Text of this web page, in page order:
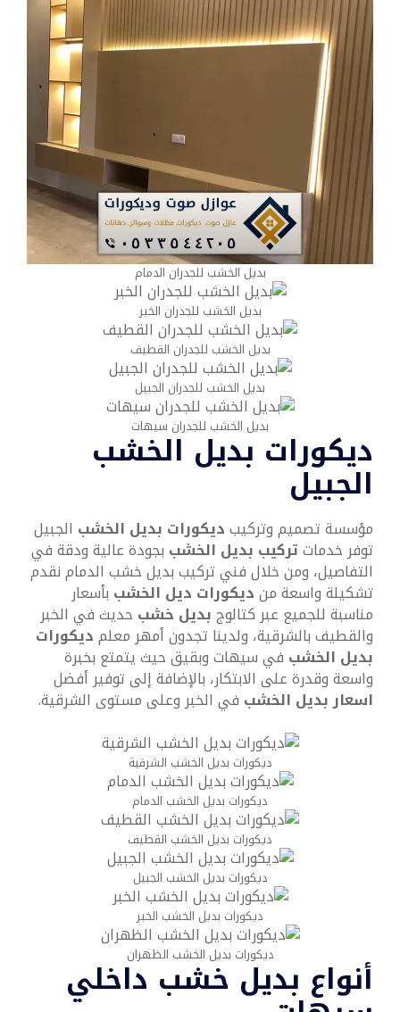
بديل الخشب للجدران الدمام
بديل الخشب للجدران الخبر
بديل الخشب للجدران القطيف
بديل الخشب للجدران الجبيل
بديل الخشب للجدران سيهات
ديكورات بديل الخشب
الجبيل
مؤسسة تصميم وتركيبديكورات بديل الخشب الجبيل
توفر خدماتتركيب بديل الخشب بجودة عالية ودقة في
التفاصيل، ومن خلال فني تركيب بديل خشب الدمام نقدم
تشكيلة واسعة منديكورات ديل الخشب بأسعار
مناسبة للجميع عبر كتالوجبديل خشب حديث في الخبر
والقطيف بالشرقية، ولدينا تجدون أمهر معلمديكورات
بديل الخشب في سيهات وبقيق حيث يتمتع بخبرة
واسعة وقدرة على الابتكار، بالإضافة إلى توفير أفضل
اسعار بديل الخشب في الخبر وعلى مستوى الشرقية.
ديكورات بديل الخشب الشرقية
ديكورات بديل الخشب الدمام
ديكورات بديل الخشب القطيف
ديكورات بديل الخشب الجبيل
ديكورات بديل الخشب الخبر
ديكورات بديل الخشب الظهران
أنواع بديل خشب داخلي